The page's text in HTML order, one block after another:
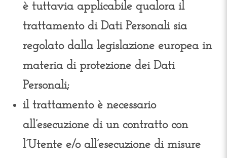
è tuttavia applicabile qualora il
trattamento di Dati Personali sia
regolato dalla legislazione europea in
materia di protezione dei Dati
Personali;
il trattamento è necessario
all’esecuzione di un contratto con
l’Utente e/o all’esecuzione di misure